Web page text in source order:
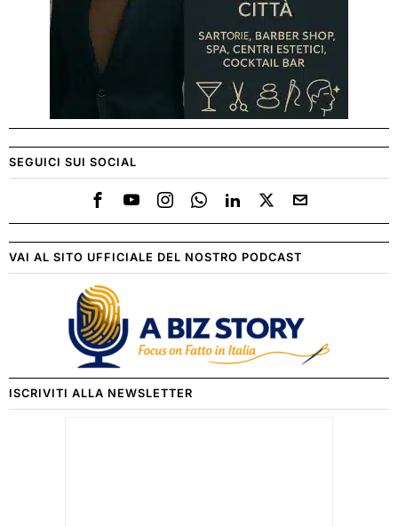
SEGUICI SUI SOCIAL
VAI AL SITO UFFICIALE DEL NOSTRO PODCAST
ISCRIVITI ALLA NEWSLETTER